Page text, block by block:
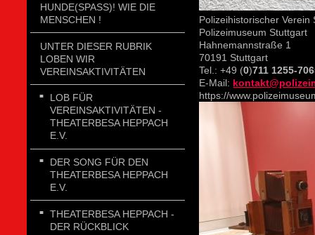
HUNDE(SPASS)! WIE DIE
MENSCHEN !
UNTER DIESER RUBRIK
LOBEN WIR
VEREINSAKTIVITÄTEN
LOB FÜR
VEREINSAKTIVITÄTEN -
THEATERBESA HEPPACH
E.V.
DER SONG FÜR DEN
THEATERBESA HEPPACH
E.V.
THEATERBESA HEPPACH -
DER RÜCKBLICK
Polizeihistorischer Verein
Polizeimuseum Stuttgart
Hahnemannstraße 1
70191 Stuttgart
Tel.: +49 (0)711 1255-
E-Mail:
https://